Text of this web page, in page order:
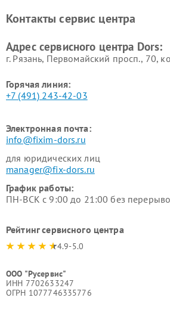
Контакты сервис центра
Адрес сервисного центра Dors:
г. Рязань, Первомайский просп., 70,
Горячая линия:
+7 (491) 243-42-03
Электронная почта:
info@fixim-dors.ru
для юридических лиц
manager@fix-dors.ru
График работы:
ПН-ВСК с 9:00 до 21:00 без
Рейтинг сервисного центра
4.9-5.0
ООО "Русервис"
ИНН 7702633247
ОГРН 1077746335776